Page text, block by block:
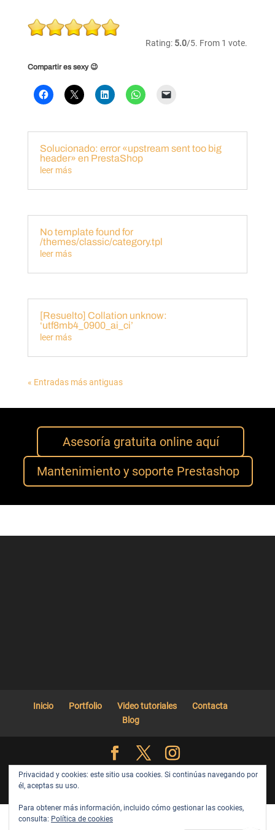
Rate
this
Rating
Rating: 5.0/5. From 1 vote.
Compartir es sexy 😉
Solucionado: error «upstream sent too big
header» en PrestaShop
leer más
No template found for
/themes/classic/category.tpl
leer más
[Resuelto] Collation unknow:
‘utf8mb4_0900_ai_ci’
leer más
« Entradas más antiguas
Asesoría gratuita online aquí
Mantenimiento y soporte Prestashop
Inicio Portfolio Video tutoriales
Contacta
Blog
Web diseñada y desarrollada por Eva Maria Montero ||
Privacidad y cookies: este sitio usa cookies. Si continúas navegando por
él, aceptas su uso.
Para obtener más información, incluido cómo gestionar las cookies,
consulta: Política de cookies